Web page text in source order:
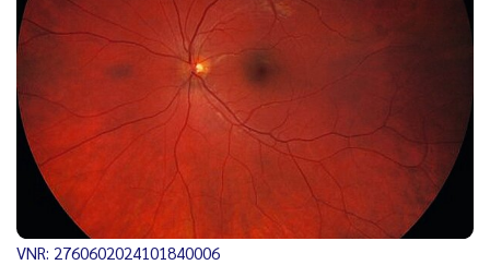
VNR: 2760602024101840006